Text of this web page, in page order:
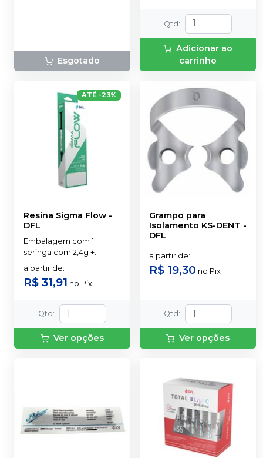
Esgotado
Qtd :
Adicionar ao
carrinho
ATÉ -23%
Resina Sigma Flow -
DFL
Embalagem com 1
seringa com 2,4g +
pontas aplicadoras.
a partir de:
R$ 31,91 no Pix
Qtd :
Ver opções
Grampo para
Isolamento KS-DENT -
DFL
a partir de:
R$ 19,30 no Pix
Qtd :
Ver opções